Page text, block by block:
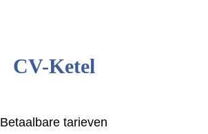
CV-Ketel
Betaalbare tarieven